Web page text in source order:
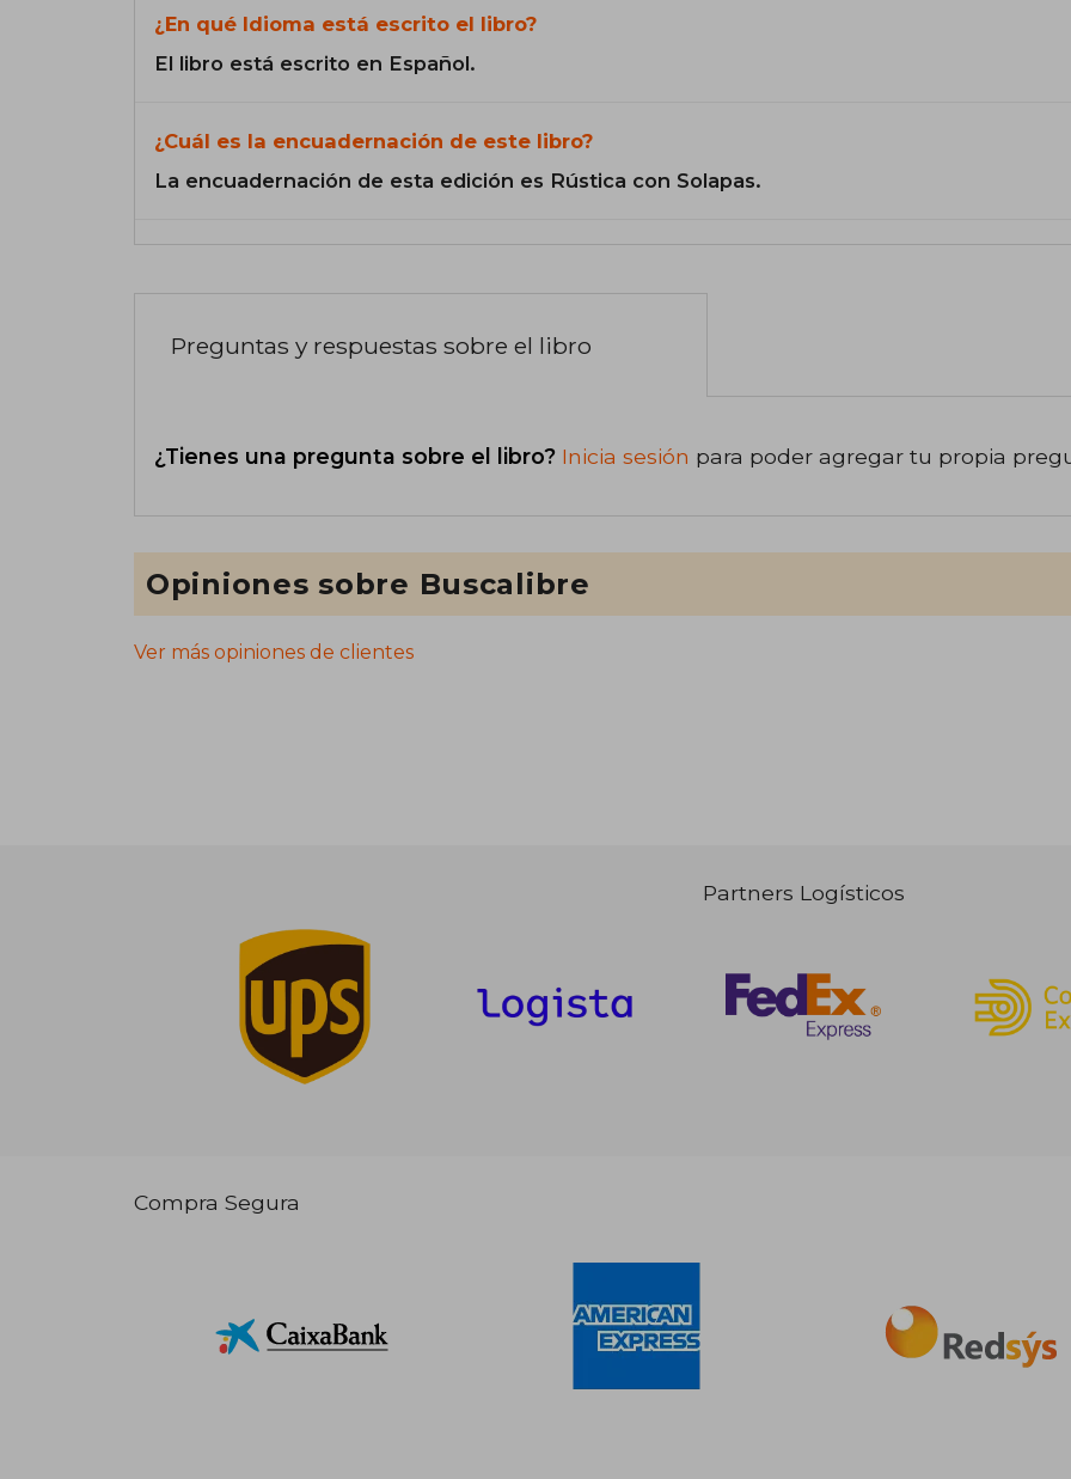
¿En qué Idioma está escrito el libro?
El libro está escrito en Español.
¿Cuál es la encuadernación de este libro?
La encuadernación de esta edición es Rústica con Solapas.
Preguntas y respuestas sobre el libro
¿Tienes una pregunta sobre el libro? Inicia sesión para poder agregar tu propia
Opiniones sobre Buscalibre
Ver más opiniones de clientes
Partners Logísticos
Compra Segura